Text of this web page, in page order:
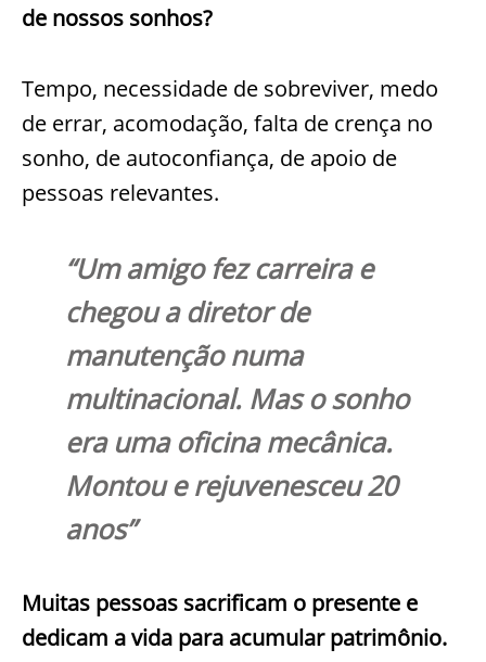
de nossos sonhos?
Tempo, necessidade de sobreviver, medo
de errar, acomodação, falta de crença no
sonho, de autoconfiança, de apoio de
pessoas relevantes.
“Um amigo fez carreira e
chegou a diretor de
manutenção numa
multinacional. Mas o sonho
era uma oficina mecânica.
Montou e rejuvenesceu 20
anos”
Muitas pessoas sacrificam o presente e
dedicam a vida para acumular patrimônio.